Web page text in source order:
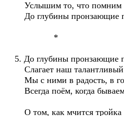
Услышим то, что помним
До глубины пронзающие
*
5. До глубины пронзающие
Слагает наш талантливый
Мы с ними в радость, в
Всегда поём, когда
О том, как мчится тройка